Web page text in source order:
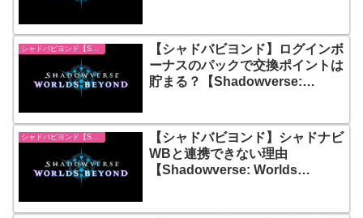
【シャドバビヨンド】ログインボ
ーナスのパックで交換ポイントは
貯まる？【Shadowverse:
シャドバビヨンド【Shadowverse: Worlds Beyond】
【シャドバビヨンド】シャドナビ
WBと連携できない理由
【Shadowverse: Worlds